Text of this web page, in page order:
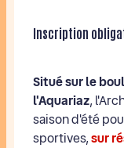
Inscription
Situé sur le
l'Aquariaz,
saison d'été
sportives,sur